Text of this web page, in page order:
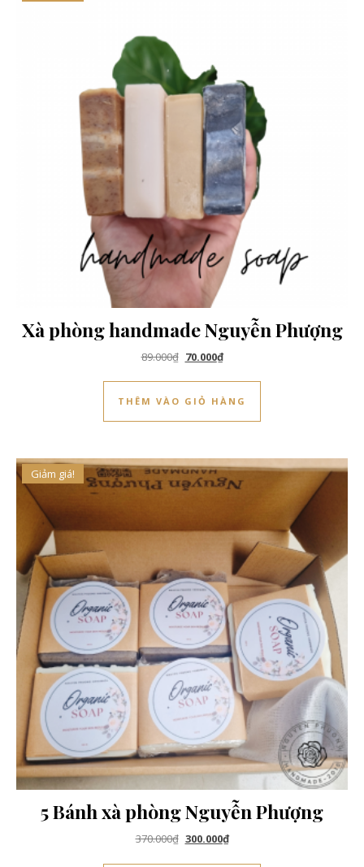
Xà phòng handmade Nguyễn Phượng
89.000₫ Giá gốc là: 89.000₫.
70.000₫Giá hiện tại là: 70.000₫.
THÊM VÀO GIỎ HÀNG
Giảm giá!
5 Bánh xà phòng Nguyễn Phượng
370.000₫ Giá gốc là: 370.000₫.
300.000₫Giá hiện tại là: 300.000₫.